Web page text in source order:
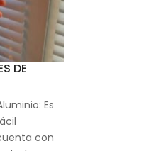
DE
Es
con